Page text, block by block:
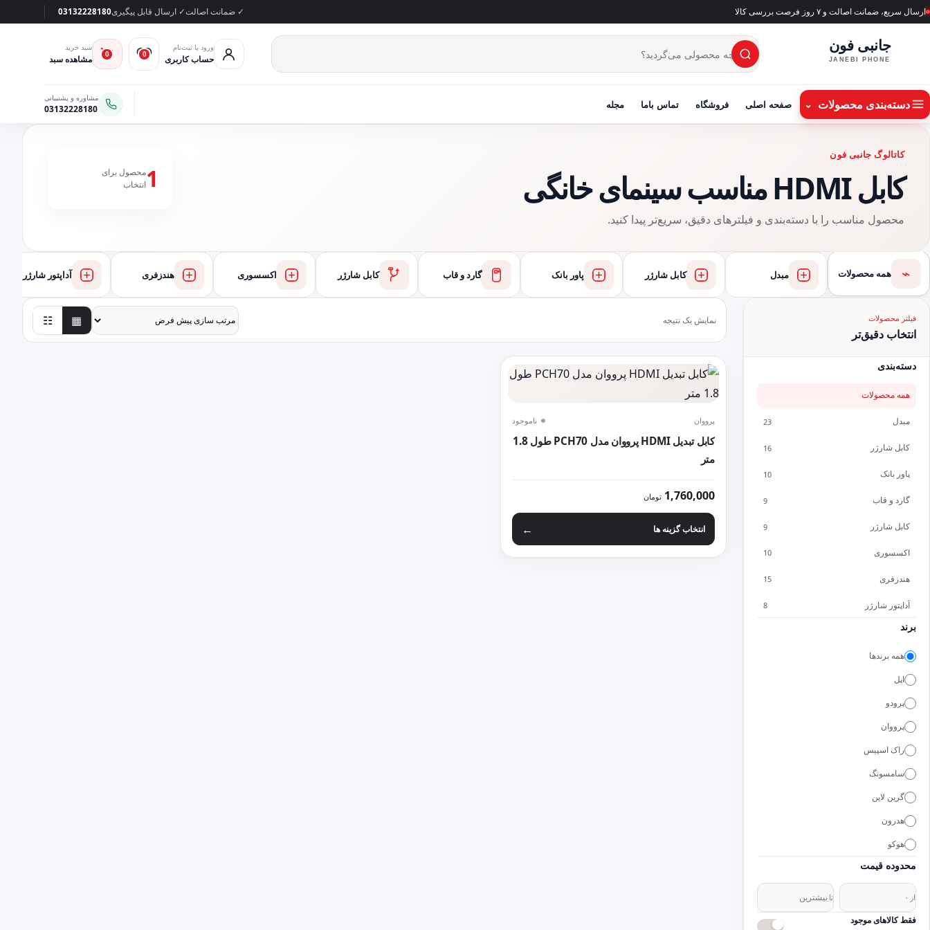
ارسال سریع، ضمانت اصالت و ۷ روز فرصت بررسی کالا ✓ ضمانت اصالت✓ ارسال قابل پیگیری03132228180
جانبی فون
JANEBI PHONE جست‌وجوی محصول
× ورود یا ثبت‌نام
حساب کاربری 0
0
سبد خرید
مشاهده سبد
دسته‌بندی محصولات ⌄ صفحه اصلی فروشگاه تماس باما مجله
مشاوره و پشتیبانی
03132228180
کاتالوگ جانبی فون
کابل HDMI مناسب سینمای خانگی
محصول مناسب را با دسته‌بندی و فیلترهای دقیق، سریع‌تر پیدا کنید.
1محصول برای
انتخاب
⌁ همه محصولات مبدل کابل شارژر پاور بانک گارد و قاب کابل شارژر اکسسوری هندزفری آداپتور شارژر
فیلتر محصولات
انتخاب دقیق‌تر
دسته‌بندی
همه محصولات
مبدل 23
کابل شارژر 16
پاور بانک 10
گارد و قاب 9
کابل شارژر 9
اکسسوری 10
هندزفری 15
آداپتور شارژر 8
برند
همه برندها
اپل
پرودو
پرووان
راک اسپیس
سامسونگ
گرین لاین
هدرون
هوکو
محدوده قیمت
از تا
فقط کالاهای موجود
نمایش یک نتیجه ▦
☷
پرووان ناموجود
کابل تبدیل HDMI پرووان مدل PCH70 طول 1.8
متر
1,760,000 تومان
انتخاب گزینه ها
این محصول دارای انواع مختلفی می باشد. گزینه ها ممکن است در صفحه محصول انتخاب شوند